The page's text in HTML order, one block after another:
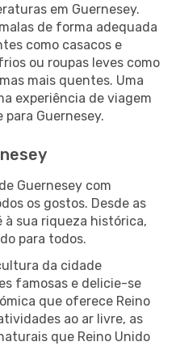
em Guernesey.
de forma adequada
como casacos e
ou roupas leves como
mais quentes. Uma
experiência de viagem
Guernesey.
Guernesey com
os gostos. Desde as
sua riqueza histórica,
para todos.
da cidade
famosas e delicie-se
que oferece Reino
ao ar livre, as
que Reino Unido